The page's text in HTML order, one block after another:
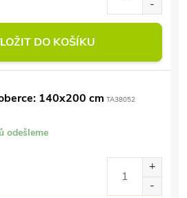
DO KOŠÍKU
140x200 cm TA38052
odešleme